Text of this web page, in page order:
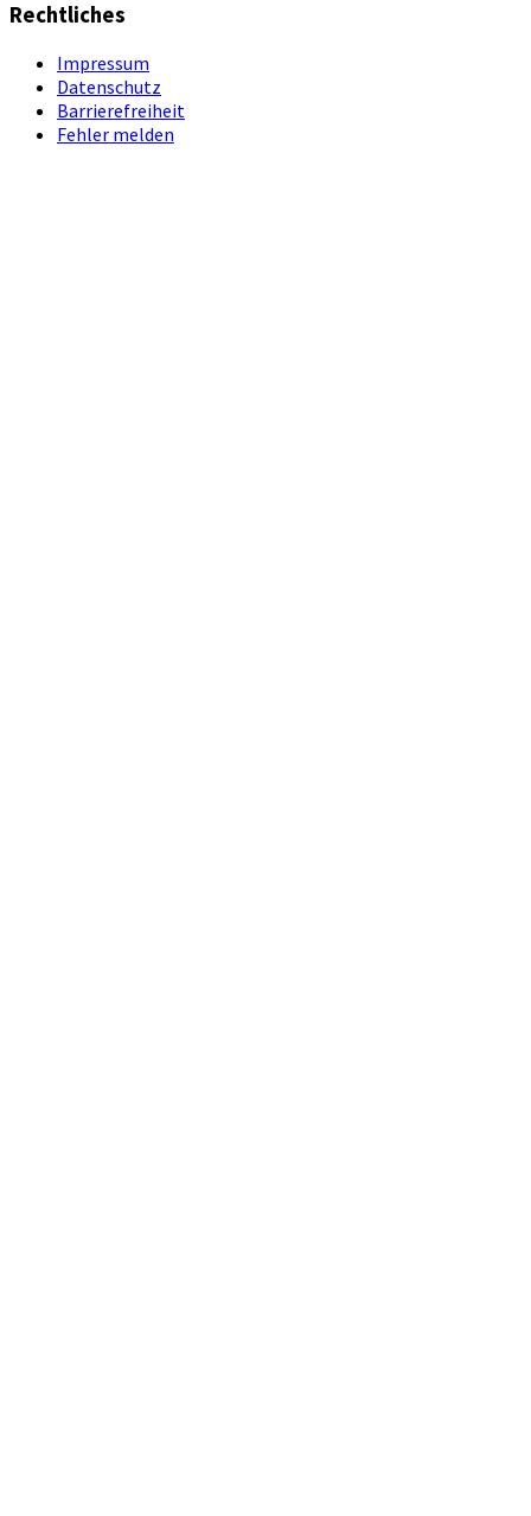
Rechtliches
Impressum
Datenschutz
Barrierefreiheit
Fehler melden